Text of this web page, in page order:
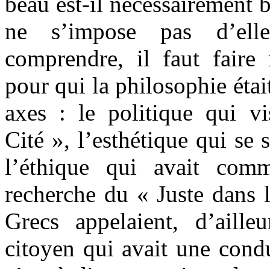
ne s’impose pas
comprendre, il faut faire
pour qui la philosophie
axes : le politique qui
Cité », l’esthétique qui se
l’éthique qui avait
recherche du « Juste dans
Grecs appelaient,
citoyen qui avait une